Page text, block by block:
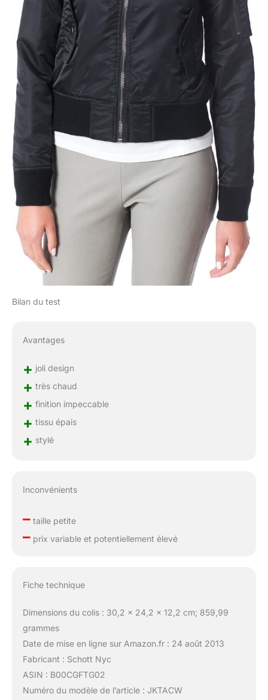
Bilan du test
Avantages
+ joli design
+ très chaud
+ finition impeccable
+ tissu épais
+ stylé
Inconvénients
–taille petite
–prix variable et potentiellement élevé
Fiche technique
Dimensions du colis : 30,2 x 24,2 x 12,2 cm; 859,99
grammes
Date de mise en ligne sur Amazon.fr : 24 août 2013
Fabricant : Schott Nyc
ASIN : B00CGFTG02
Numéro du modèle de l’article : JKTACW